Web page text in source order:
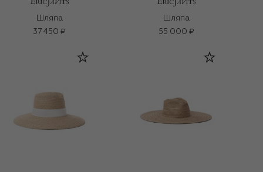
Шляпа
37 450 ₽
Шляпа
55 000 ₽